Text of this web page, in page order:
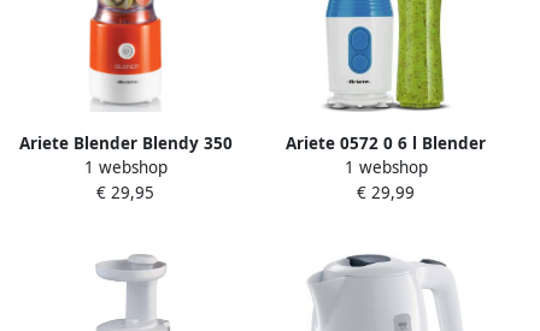
Ariete Blender Blendy 350
W wit en oranje
1 webshop
€ 29,95
Ariete 0572 0 6 l Blender
voor op aanrecht Blauw Wit
350 W
1 webshop
€ 29,99